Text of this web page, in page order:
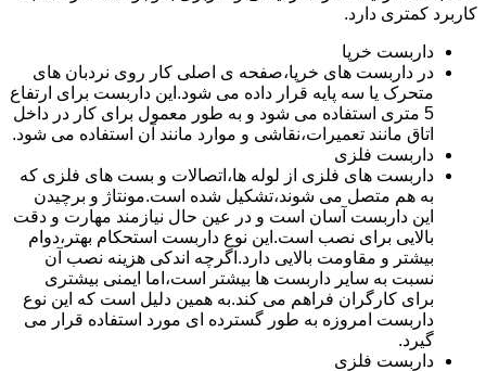
کاربرد کمتری دارد.
داربست خرپا
در داربست های خرپا،صفحه ی اصلی کار روی نردبان های
متحرک یا سه پایه قرار داده می شود.این داربست برای ارتفاع
5 متری استفاده می شود و به طور معمول برای کار در داخل
اتاق مانند تعمیرات،نقاشی و موارد مانند آن استفاده می شود.
داربست فلزی
داربست های فلزی از لوله ها،اتصالات و بست های فلزی که
به هم متصل می شوند،تشکیل شده است.مونتاژ و برچیدن
این داربست آسان است و در عین حال نیازمند مهارت و دقت
بالایی برای نصب است.این نوع داربست استحکام بهتر،دوام
بیشتر و مقاومت بالایی دارد.اگرچه اندکی هزینه نصب آن
نسبت به سایر داربست ها بیشتر است،اما ایمنی بیشتری
برای کارگران فراهم می کند.به همین دلیل است که این نوع
داربست امروزه به طور گسترده ای مورد استفاده قرار می
گیرد.
داربست فلزی